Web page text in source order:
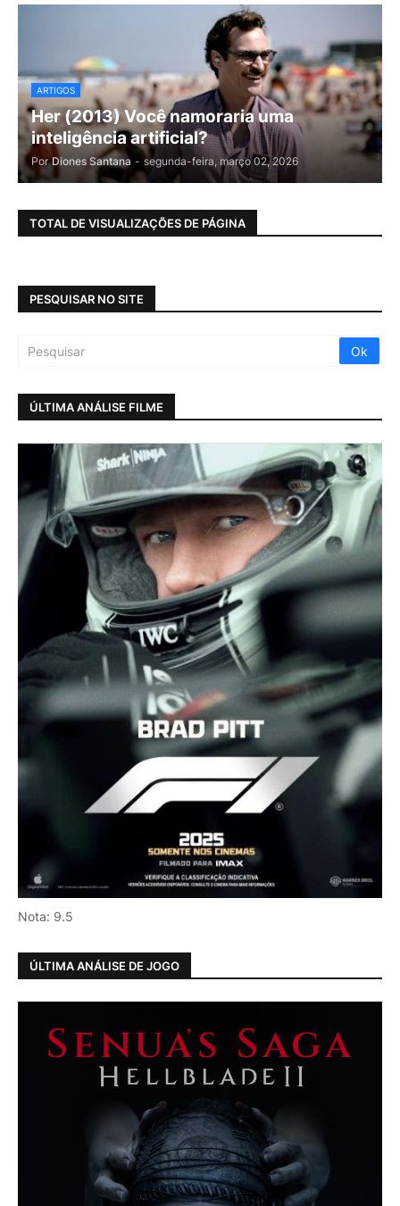
ARTIGOS
Her (2013) Você namoraria uma
inteligência artificial?
Por Diones Santana - segunda-feira, março 02, 2026
TOTAL DE VISUALIZAÇÕES DE PÁGINA
PESQUISAR NO SITE
ÚLTIMA ANÁLISE FILME
Nota: 9.5
ÚLTIMA ANÁLISE DE JOGO